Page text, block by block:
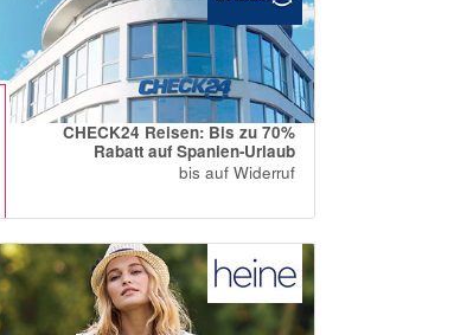
CHECK24 Reisen: Bis zu 70%
Rabatt auf Spanien-Urlaub
bis auf Widerruf